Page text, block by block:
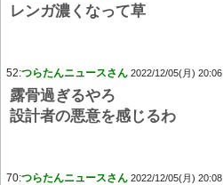
レンガ濃くなって草
52:つらたんニュースさん 2022/12/05(月) 20:06
露骨過ぎるやろ
設計者の悪意を感じるわ
70:つらたんニュースさん 2022/12/05(月) 20:08